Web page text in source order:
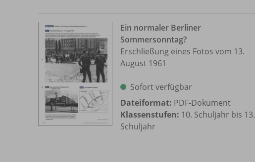
Ein normaler Berliner
Sommersonntag?
Erschließung eines Fotos vom 13.
August 1961
Sofort verfügbar
Dateiformat: PDF-Dokument
Klassenstufen: 10. Schuljahr bis 13.
Schuljahr